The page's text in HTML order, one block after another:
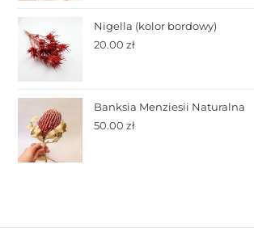
Nigella (kolor bordowy)
20.00zł
Banksia Menziesii Naturalna
50.00zł